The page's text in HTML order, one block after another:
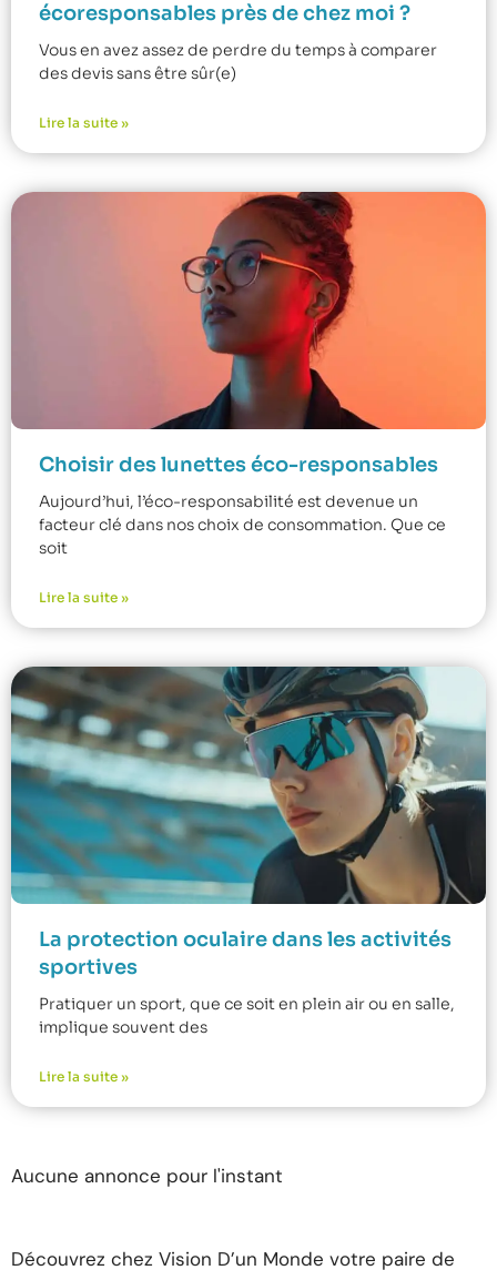
écoresponsables près de chez moi ?
Vous en avez assez de perdre du temps à comparer
des devis sans être sûr(e)
Lire la suite »
Choisir des lunettes éco-responsables
Aujourd’hui, l’éco-responsabilité est devenue un
facteur clé dans nos choix de consommation. Que ce
soit
Lire la suite »
La protection oculaire dans les activités
sportives
Pratiquer un sport, que ce soit en plein air ou en salle,
implique souvent des
Lire la suite »
Aucune annonce pour l'instant
Découvrez chez Vision D’un Monde votre paire de